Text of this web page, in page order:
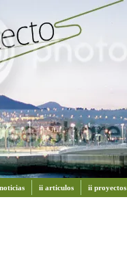
ii articulos ii proyectos